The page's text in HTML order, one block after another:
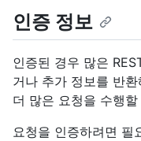
인증 정보
인증된 경우 많은
거나 추가 정보를 반
더 많은 요청을 수행
요청을 인증하려면 필